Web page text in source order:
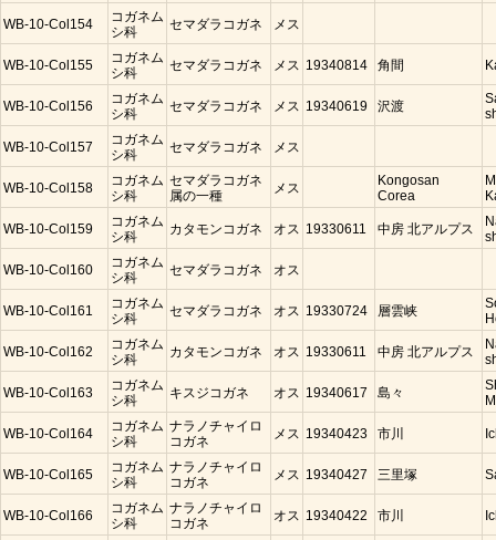
WB-10-Col154
コガネム
シ科
セマダラコガネ メス
WB-10-Col155
コガネム
シ科
セマダラコガネ メス 19340814 角間
WB-10-Col156
コガネム
シ科
セマダラコガネ メス 19340619 沢渡
WB-10-Col157
コガネム
シ科
セマダラコガネ メス
WB-10-Col158
コガネム
シ科
セマダラコガネ
属の一種
メス
Kongosan
Corea
WB-10-Col159
コガネム
シ科
カタモンコガネ オス 19330611 中房 北アルプス
WB-10-Col160
コガネム
シ科
セマダラコガネ オス
WB-10-Col161
コガネム
シ科
セマダラコガネ オス 19330724 層雲峡
WB-10-Col162
コガネム
シ科
カタモンコガネ オス 19330611 中房 北アルプス
WB-10-Col163
コガネム
シ科
キスジコガネ オス 19340617 島々
WB-10-Col164
コガネム
シ科
ナラノチャイロ
コガネ
メス 19340423 市川
WB-10-Col165
コガネム
シ科
ナラノチャイロ
コガネ
メス 19340427 三里塚
WB-10-Col166
コガネム
シ科
ナラノチャイロ
コガネ
オス 19340422 市川